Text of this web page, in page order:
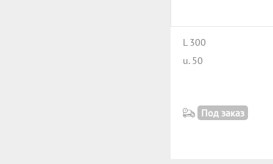
L 300
u. 50
Под заказ